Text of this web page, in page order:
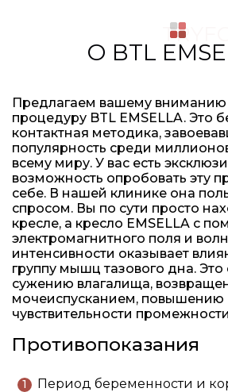
О BTL
Предлагаем вашему вниманию
процедуру BTL EMSELLA. Это
контактная методика,
популярность среди
всему миру. У вас есть
возможность опробовать эту
себе. В нашей клинике она
спросом. Вы по сути просто
кресле, а кресло EMSELLA с
электромагнитного поля и
интенсивности оказывает
группу мышц тазового дна. Это
сужению влагалища,
мочеиспусканием, повышению
чувствительности
Противопоказания
Период беременности и